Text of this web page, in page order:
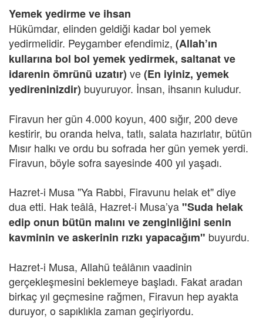
Yemek yedirme ve ihsan
Hükümdar, elinden geldiği kadar bol yemek
yedirmelidir. Peygamber efendimiz, (Allah’ın
kullarına bol bol yemek yedirmek, saltanat ve
idarenin ömrünü uzatır) ve(En iyiniz, yemek
yedireninizdir) buyuruyor. İnsan, ihsanın kuludur.
Firavun her gün 4.000 koyun, 400 sığır, 200 deve
kestirir, bu oranda helva, tatlı, salata hazırlatır, bütün
Mısır halkı ve ordu bu sofrada her gün yemek yerdi.
Firavun, böyle sofra sayesinde 400 yıl yaşadı.
Hazret-i Musa "Ya Rabbi, Firavunu helak et" diye
dua etti. Hak teâlâ, Hazret-i Musa’ya "Suda helak
edip onun bütün malını ve zenginliğini senin
kavminin ve askerinin rızkı yapacağım" buyurdu.
Hazret-i Musa, Allahü teâlânın vaadinin
gerçekleşmesini beklemeye başladı. Fakat aradan
birkaç yıl geçmesine rağmen, Firavun hep ayakta
duruyor, o sapıklıkla zaman geçiriyordu.